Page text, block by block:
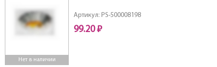
Нет в наличии
Артикул: PS-500008198
99.20 ₽